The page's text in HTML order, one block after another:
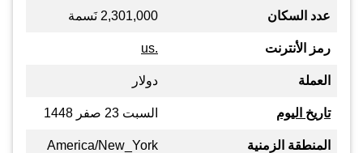
عدد السكان 2,301,000 نَسمة
رمز الأنترنت .us
العملة دولار
تاريخ اليوم السبت 23 صفر 1448
المنطقة الزمنية America/New_York